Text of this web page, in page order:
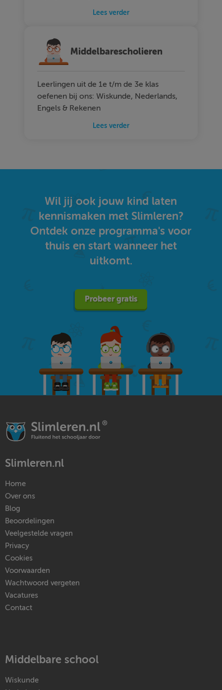
Lees verder
Middelbarescholieren
Leerlingen uit de 1e t/m de 3e klas
oefenen bij ons: Wiskunde, Nederlands,
Engels & Rekenen
Lees verder
Wil jij ook jouw kind laten
kennismaken met Slimleren?
Ontdek onze programma's voor
thuis en start wanneer het
uitkomt.
Probeer gratis
Slimleren.nl
Home
Over ons
Blog
Beoordelingen
Veelgestelde vragen
Privacy
Cookies
Voorwaarden
Wachtwoord vergeten
Vacatures
Contact
Middelbare school
Wiskunde